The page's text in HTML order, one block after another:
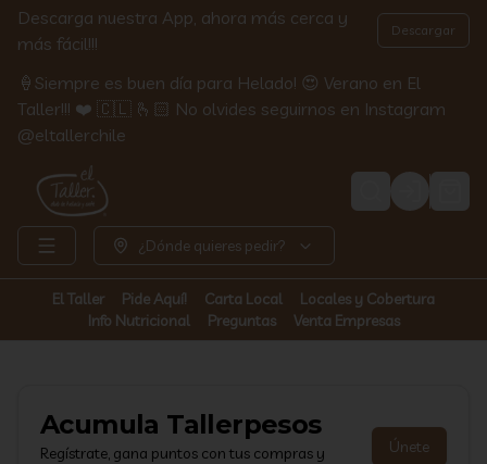
Descarga nuestra App, ahora más cerca y
más fácil!!!
Descargar
🍦Siempre es buen día para Helado! 😍 Verano en El
Taller!!! ❤️ 🇨🇱 🫰🏻 No olvides seguirnos en Instagram
@eltallerchile
Login
¿Dónde quieres pedir?
El Taller Pide Aquí! Carta Local
Locales y Cobertura
Info Nutricional
Preguntas Venta Empresas
Acumula Tallerpesos
Regístrate, gana puntos con tus compras y
Únete